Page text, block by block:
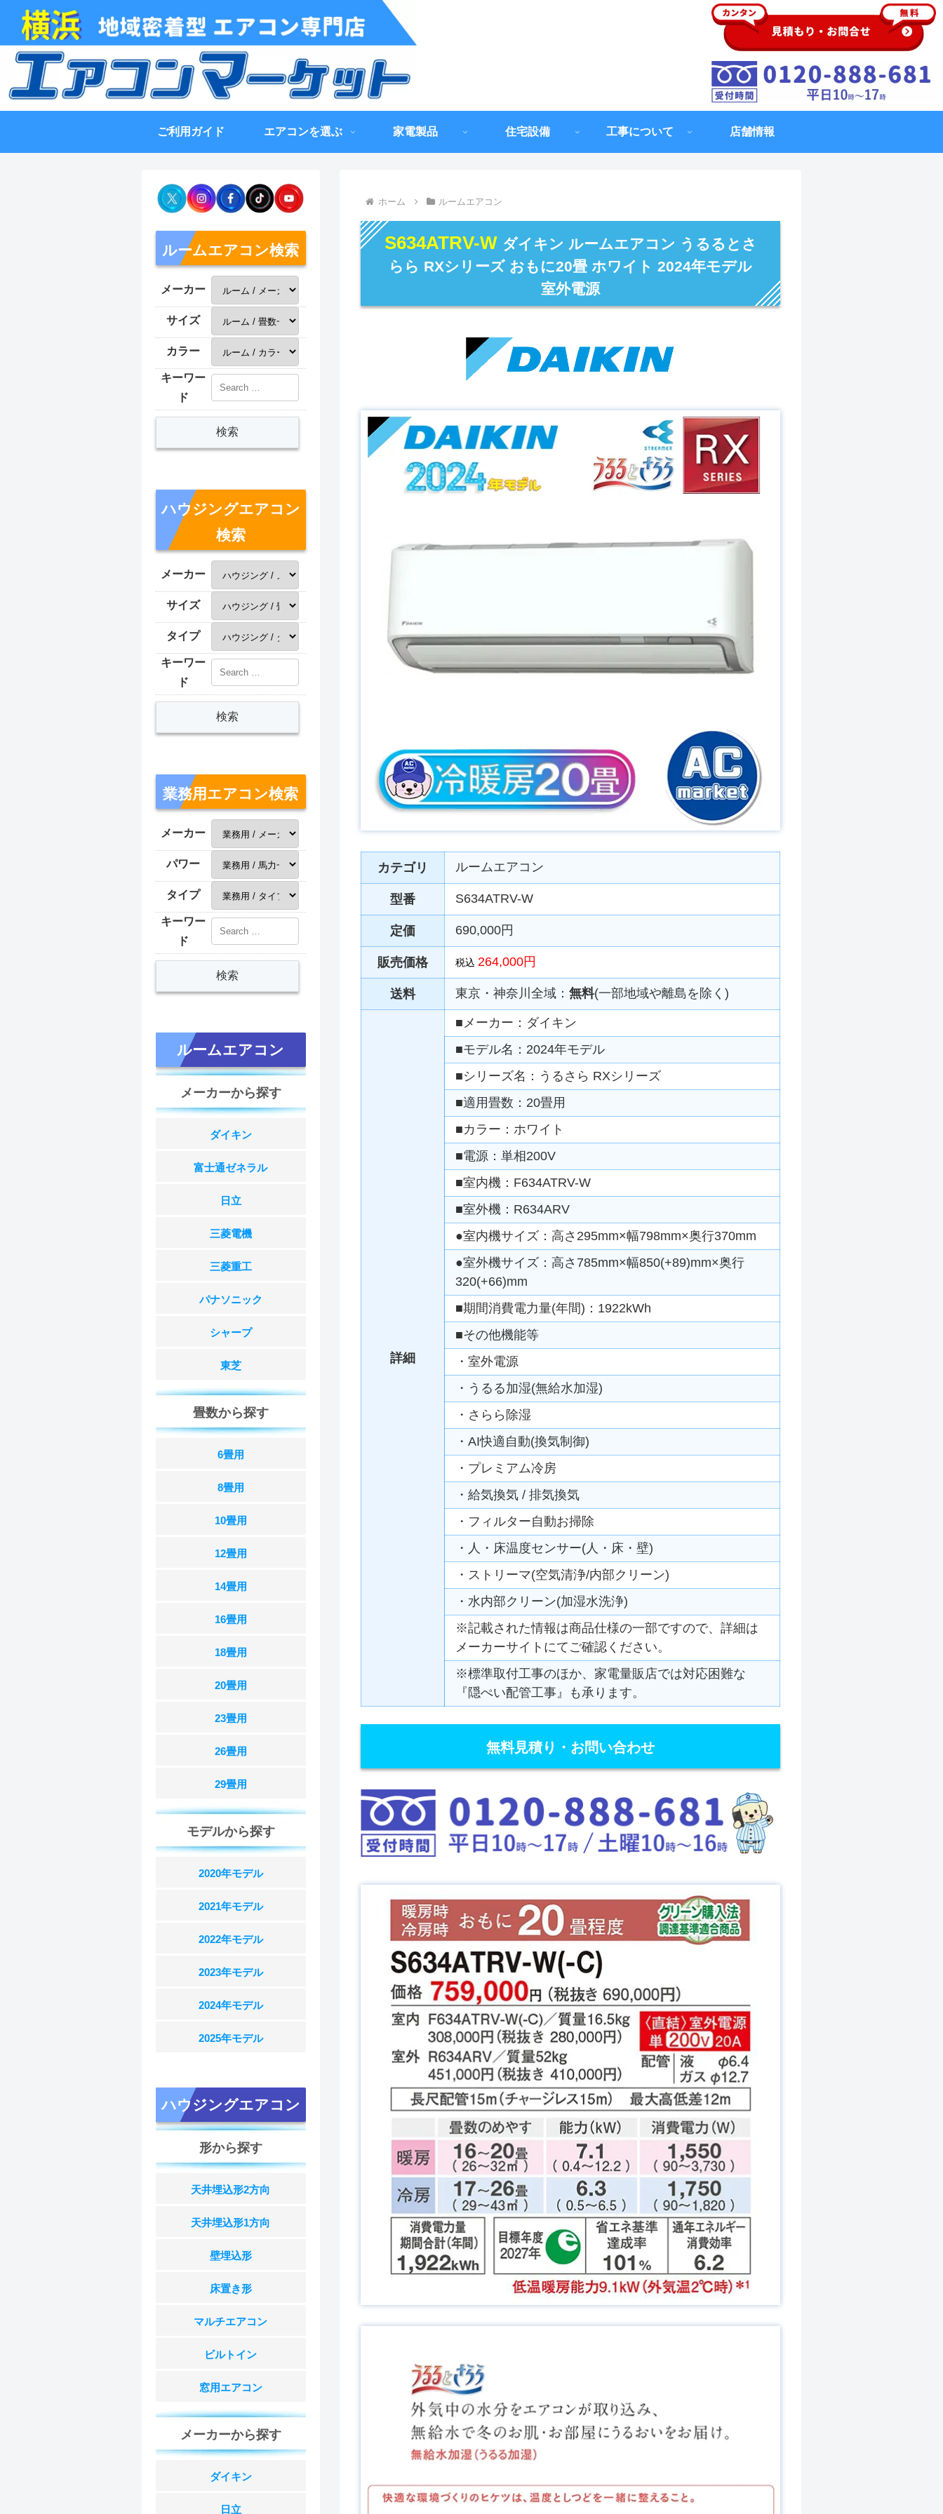
ご利用ガイド エアコンを選ぶ 家電製品 住宅設備 工事について 店舗情報
ホーム ルームエアコン
S634ATRV-W ダイキン ルームエアコン うるるとさ
らら RXシリーズ おもに20畳 ホワイト 2024年モデル
室外電源
カテゴリ ルームエアコン
型番 S634ATRV-W
定価 690,000円
販売価格 税込 264,000円
送料 東京・神奈川全域： 無料(一部地域や離島を除く)
詳細
■メーカー：ダイキン
■モデル名：2024年モデル
■シリーズ名：うるさら RXシリーズ
■適用畳数：20畳用
■カラー：ホワイト
■電源：単相200V
■室内機：F634ATRV-W
■室外機：R634ARV
●室内機サイズ：高さ295mm×幅798mm×奥行370mm
●室外機サイズ：高さ785mm×幅850(+89)mm×奥行
320(+66)mm
■期間消費電力量(年間)：1922kWh
■その他機能等
・室外電源
・うるる加湿(無給水加湿)
・さらら除湿
・AI快適自動(換気制御)
・プレミアム冷房
・給気換気 / 排気換気
・フィルター自動お掃除
・人・床温度センサー(人・床・壁)
・ストリーマ(空気清浄/内部クリーン)
・水内部クリーン(加湿水洗浄)
※記載された情報は商品仕様の一部ですので、詳細は
メーカーサイトにてご確認ください。
※標準取付工事のほか、家電量販店では対応困難な
『隠ぺい配管工事』も承ります。
無料見積り・お問い合わせ
ルームエアコン検索
メーカー
サイズ
カラー
キーワー
ド
ハウジングエアコン
検索
メーカー
サイズ
タイプ
キーワー
ド
業務用エアコン検索
メーカー
パワー
タイプ
キーワー
ド
ルームエアコン
メーカーから探す
ダイキン
富士通ゼネラル
日立
三菱電機
三菱重工
パナソニック
シャープ
東芝
畳数から探す
6畳用
8畳用
10畳用
12畳用
14畳用
16畳用
18畳用
20畳用
23畳用
26畳用
29畳用
モデルから探す
2020年モデル
2021年モデル
2022年モデル
2023年モデル
2024年モデル
2025年モデル
ハウジングエアコン
形から探す
天井埋込形2方向
天井埋込形1方向
壁埋込形
床置き形
マルチエアコン
ビルトイン
窓用エアコン
メーカーから探す
ダイキン
日立